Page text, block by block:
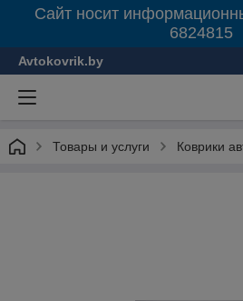
Сайт носит
6824815
Avtokovrik.by
Товары и услуги Коврики